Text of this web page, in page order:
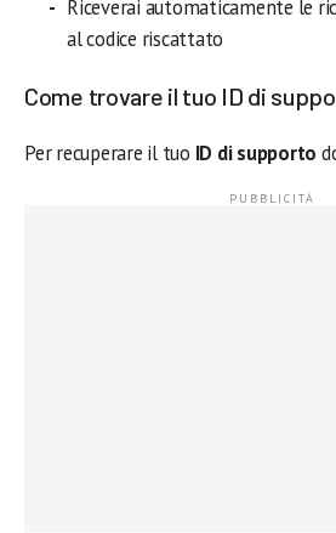
Riceverai automaticamente le
al codice riscattato
Come trovare il tuo ID di
Per recuperare il tuo ID di supporto